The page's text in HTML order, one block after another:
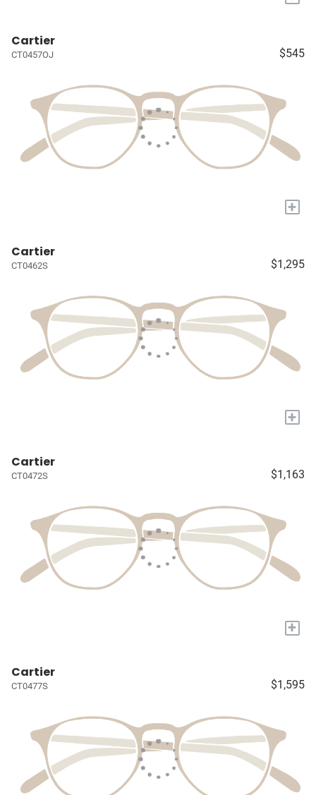
Cartier
CT0457OJ $545
+
Cartier
CT0462S $1,295
+
Cartier
CT0472S $1,163
+
Cartier
CT0477S $1,595